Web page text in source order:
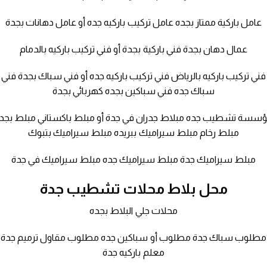
عامل باركية ممتاز بجده عامل تركيب باركيه جده أو عامل دهانات بجدة
عمال دهان بجدة فني باركية بجدة أو فني تركيب باركيه بالدمام
فني تركيب باركيه بالرياض فني تركيب باركيه جده أو فني سباك بجدة فني
سباك جده فني سباكين بجده كهربائي بجدة
تشطيب جده مبلاط جدران في جدة أو مبلط باكستاني مبلط
مبلط رخام مبلط سيراميك ببريده مبلط سيراميك بتبوك
مبلط سيراميك جدة مبلط سيراميك جده مبلط سيراميك في جدة
محل بلاط محلات تشطيب جدة
محلات جلي البلاط بجده
مطلوب سباك جدة مطلوب أو سباكين جده مطلوب مقاول ترميم جدة
معلم باركيه جدة